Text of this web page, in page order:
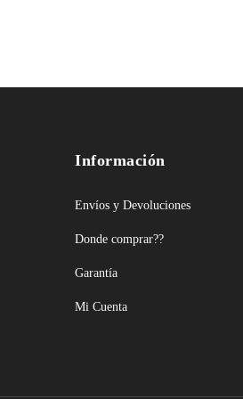
Información
Envíos y Devoluciones
Donde comprar??
Garantía
Mi Cuenta